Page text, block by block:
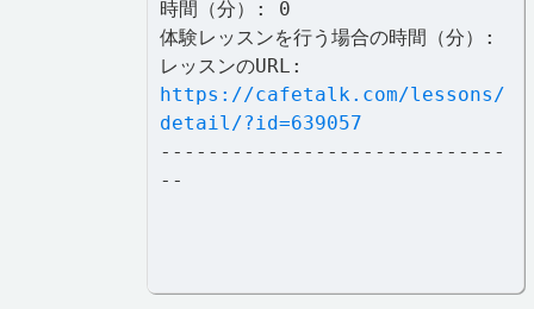
時間（分）: 0
体験レッスンを行う場合の時間（分）:
レッスンのURL:
https://cafetalk.com/lessons/
detail/?id=639057
-----------------------------
--